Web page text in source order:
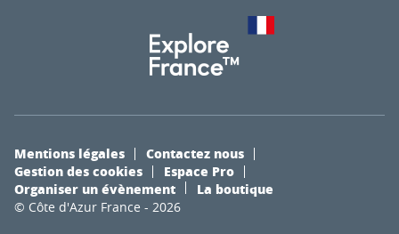
© Côte d'Azur France - 2026
Mentions légales
Contactez nous
Gestion des cookies
Espace Pro
Organiser un évènement
La boutique